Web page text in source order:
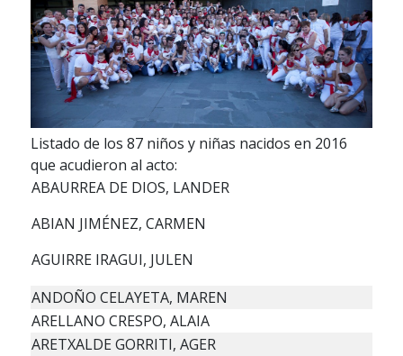
Listado de los 87 niños y niñas nacidos en 2016
que acudieron al acto:
ABAURREA DE DIOS, LANDER
ABIAN JIMÉNEZ, CARMEN
AGUIRRE IRAGUI, JULEN
ANDOÑO CELAYETA, MAREN
ARELLANO CRESPO, ALAIA
ARETXALDE GORRITI, AGER